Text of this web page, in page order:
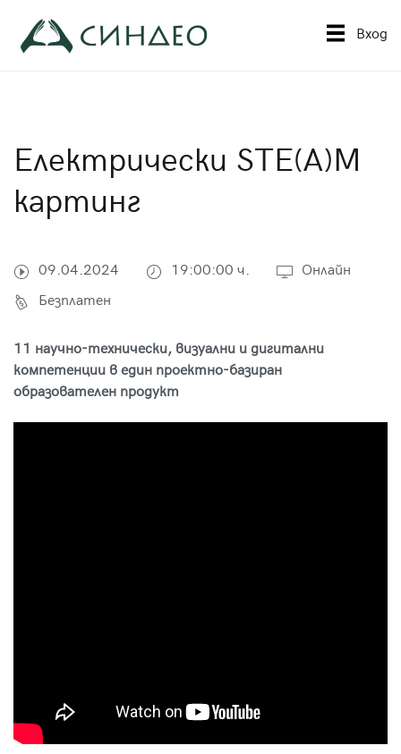
съдържанието
Вход
Електрически STE(A)M
картинг
09.04.2024 19:00:00 ч. Онлайн
Безплатен
11 научно-технически, визуални и дигитални
компетенции в един проектно-базиран
образователен продукт